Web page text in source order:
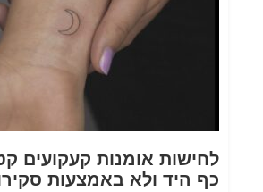
לחישות אומנות קעקועים
כף היד ולא באמצעות